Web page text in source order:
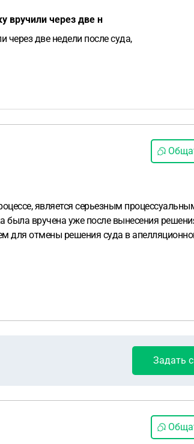
вручили через две н
через две недели после суда,
является серьезным
была вручена уже после вынесения
для отмены решения суда в
Задать